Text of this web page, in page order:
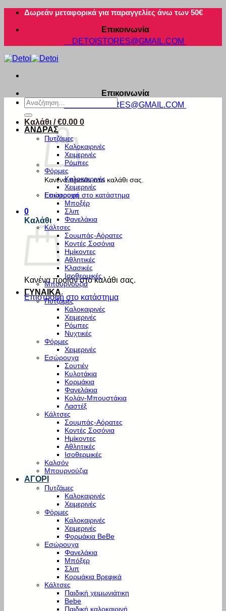
Μετάβαση
περιεχόμενο
Δωρεάν μεταφορικά για παραγγελίες άνω των 50€
Επικοινωνία
DETOISTORES@GMAIL.COM
Επικοινωνία
DETOISTORES@GMAIL.COM
Καλάθι /€0.00 0
Κανένα προϊόν στο καλάθι σας.
Επιστροφή στο κατάστημα
0
Καλάθι
Κανένα προϊόν στο καλάθι σας.
Επιστροφή στο κατάστημα
Αναζήτηση
για:
ΑΝΔΡΑΣ
Πυτζάμες
Καλοκαιρινές
Χειμερινές
Ρόμπες
Φόρμες
Καλοκαιρινές
Χειμερινές
Εσώρουχα
Μποξέρ
Σλιπ
Φανελάκια
Κάλτσες
Σουμπάς-Αόρατες
Κοντές Σοσόνια
Ημίκοντες
Αθλητικές
Κλασικές
Ισοθερμικές
Μπουρνούζια
ΓΥΝΑΙΚΑ
Πυτζάμες
Καλοκαιρινές
Χειμερινές
Ρόμπες
Νυχτικές
Φόρμες
Χειμερινές
Εσώρουχα
Σουτιέν
Κυλοτάκια
Κορμάκια
Φανελάκια
Κολάν-Μπουστάκια
Λαστέξ
Κάλτσες
Σουμπάς-Αόρατες
Κοντές Σοσόνια
Ημίκοντες
Αθλητικές
Ισοθερμικές
Καλσόν
Μπουρνούζια
ΑΓΟΡΙ
Πυτζάμες
Καλοκαιρινές
Χειμερινές
Φόρμες
Καλοκαιρινές
Χειμερινές
Φορμάκια BeBe
Εσώρουχα
Φανελάκια
Μπόξερ
Σλιπ
Κορμάκια Βρεφικά
Κάλτσες
Παιδική χειμωνιάτικη
Bebe
Παιδική καλοκαιρινή